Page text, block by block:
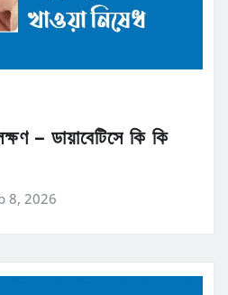
– ডায়াবেটিসে কি কি
8, 2026